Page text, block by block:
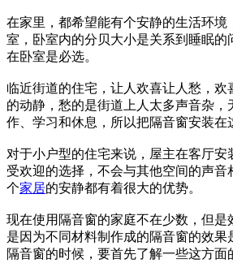
在家里，都希望能有个安静的生活环境
室，卧室内的分贝大小是关系到睡眠的
在卧室是必选。
临近街道的住宅，让人欢喜让人愁，欢
的动静，愁的是街道上人太多声音杂，
作、学习和休息，所以把隔音窗安装在
对于小户型的住宅来说，屋主在客厅安
受欢迎的选择，不会与其他空间的声音
个家居的安静都有着很大的优势。
现在使用隔音窗的家庭不在少数，但是
是因为不同材料制作成的隔音窗的效果
隔音窗的时候，要首先了解一些这方